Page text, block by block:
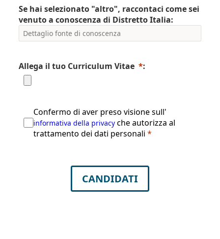
Se hai selezionato "altro", raccontaci come sei
venuto a conoscenza di Distretto Italia:
Allega il tuo Curriculum Vitae *:
Confermo di aver preso visione sull'
informativa della privacy che autorizza al
trattamento dei dati personali *
CANDIDATI